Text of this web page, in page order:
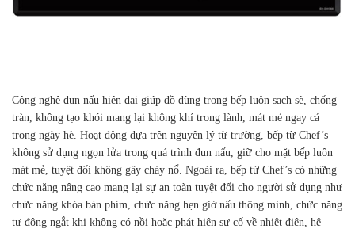
Công nghệ đun nấu hiện đại giúp đồ dùng trong bếp luôn sạch sẽ, chống
tràn, không tạo khói mang lại không khí trong lành, mát mẻ ngay cả
trong ngày hè. Hoạt động dựa trên nguyên lý từ trường, bếp từ Chef’s
không sử dụng ngọn lửa trong quá trình đun nấu, giữ cho mặt bếp luôn
mát mẻ, tuyệt đối không gây cháy nổ. Ngoài ra, bếp từ Chef’s có những
chức năng nâng cao mang lại sự an toàn tuyệt đối cho người sử dụng như
chức năng khóa bàn phím, chức năng hẹn giờ nấu thông minh, chức năng
tự động ngắt khi không có nồi hoặc phát hiện sự cố về nhiệt điện, hệ